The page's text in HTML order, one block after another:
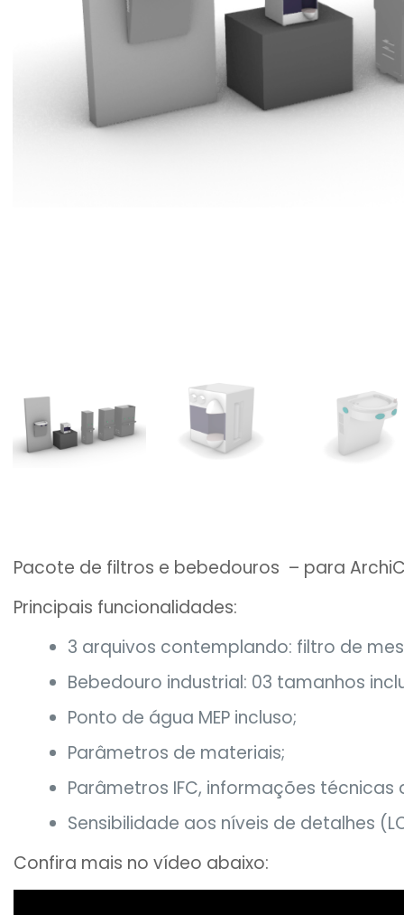
Pacote de filtros e bebedouros – para
Principais funcionalidades:
3 arquivos contemplando: filtro de
Bebedouro industrial: 03 tamanhos
Ponto de água MEP incluso;
Parâmetros de materiais;
Parâmetros IFC, informações
Sensibilidade aos níveis de detalhes
Confira mais no vídeo abaixo: